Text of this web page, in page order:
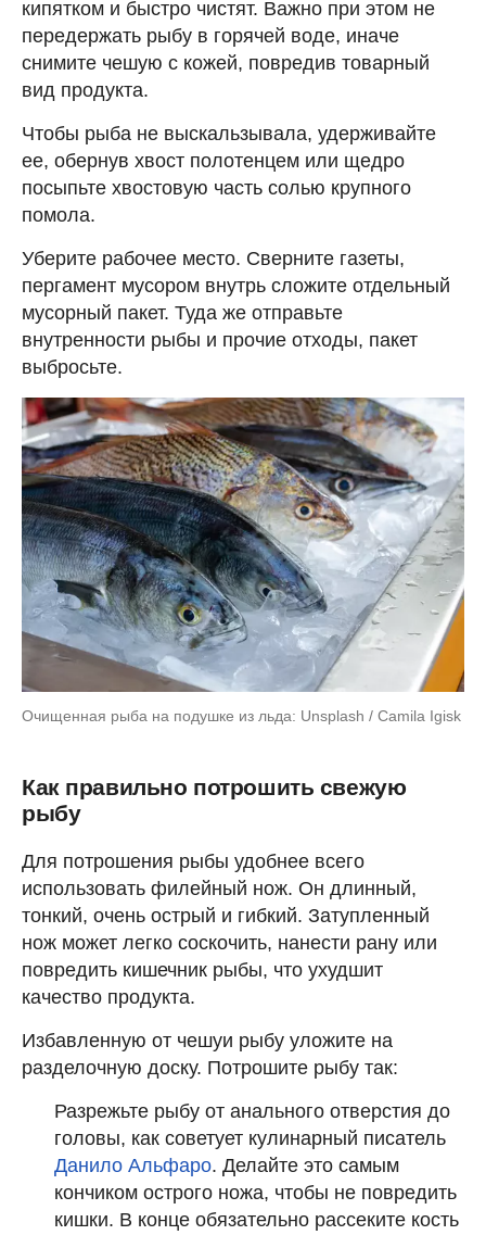
кипятком и быстро чистят. Важно при этом не
передержать рыбу в горячей воде, иначе
снимите чешую с кожей, повредив товарный
вид продукта.
Чтобы рыба не выскальзывала, удерживайте
ее, обернув хвост полотенцем или щедро
посыпьте хвостовую часть солью крупного
помола.
Уберите рабочее место. Сверните газеты,
пергамент мусором внутрь сложите отдельный
мусорный пакет. Туда же отправьте
внутренности рыбы и прочие отходы, пакет
выбросьте.
Очищенная рыба на подушке из льда: Unsplash / Camila Igisk
Как правильно потрошить свежую
рыбу
Для потрошения рыбы удобнее всего
использовать филейный нож. Он длинный,
тонкий, очень острый и гибкий. Затупленный
нож может легко соскочить, нанести рану или
повредить кишечник рыбы, что ухудшит
качество продукта.
Избавленную от чешуи рыбу уложите на
разделочную доску. Потрошите рыбу так:
Разрежьте рыбу от анального отверстия до
головы, как советует кулинарный писатель
Данило Альфаро. Делайте это самым
кончиком острого ножа, чтобы не повредить
кишки. В конце обязательно рассеките кость